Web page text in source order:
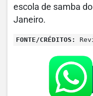
escola de samba
Janeiro.
FONTE/CRÉDITOS: